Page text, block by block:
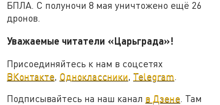
БПЛА. С полуночи 8 мая уничтожено ещё 26
дронов.
Уважаемые читатели «Царьграда»!
Присоединяйтесь к нам в соцсетях
ВКонтакте, Одноклассники, Telegram.
Подписывайтесь на наш канал в Дзене. Там